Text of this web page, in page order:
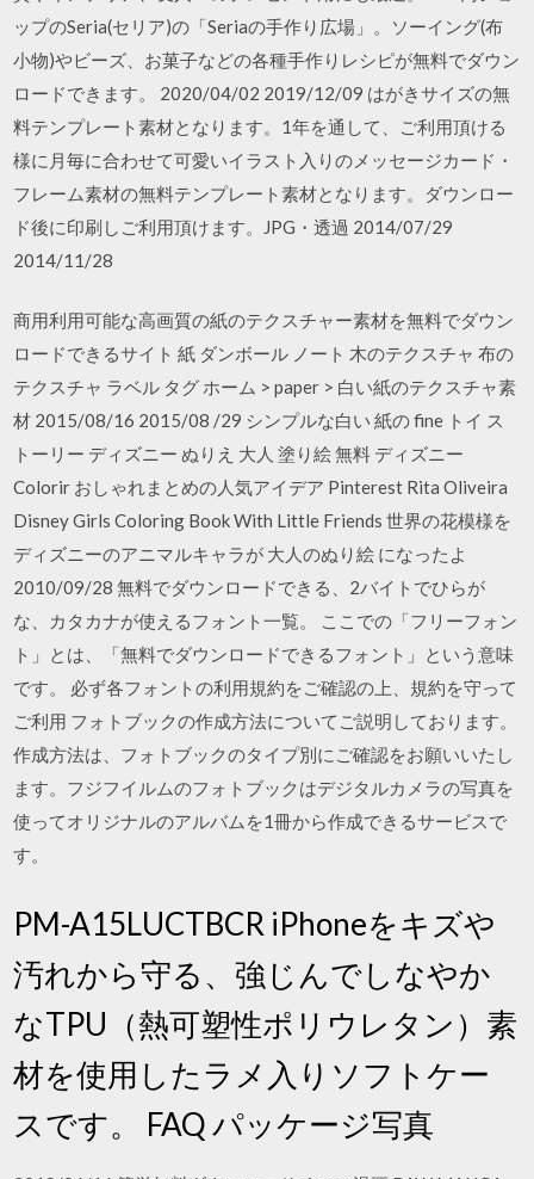
ップのSeria(セリア)の「Seriaの手作り広場」。ソーイング(布
小物)やビーズ、お菓子などの各種手作りレシピが無料でダウン
ロードできます。 2020/04/02 2019/12/09 はがきサイズの無
料テンプレート素材となります。1年を通して、ご利用頂ける
様に月毎に合わせて可愛いイラスト入りのメッセージカード・
フレーム素材の無料テンプレート素材となります。ダウンロー
ド後に印刷しご利用頂けます。JPG・透過 2014/07/29
2014/11/28
商用利用可能な高画質の紙のテクスチャー素材を無料でダウン
ロードできるサイト 紙 ダンボール ノート 木のテクスチャ 布の
テクスチャ ラベル タグ ホーム > paper > 白い紙のテクスチャ素
材 2015/08/16 2015/08 /29 シンプルな白い 紙の fine トイ ス
トーリー ディズニー ぬりえ 大人 塗り絵 無料 ディズニー
Colorir おしゃれまとめの人気アイデア Pinterest Rita Oliveira
Disney Girls Coloring Book With Little Friends 世界の花模様を
ディズニーのアニマルキャラが 大人のぬり絵 になったよ
2010/09/28 無料でダウンロードできる、2バイトでひらが
な、カタカナが使えるフォント一覧。 ここでの「フリーフォン
ト」とは、「無料でダウンロードできるフォント」という意味
です。 必ず各フォントの利用規約をご確認の上、規約を守って
ご利用 フォトブックの作成方法についてご説明しております。
作成方法は、フォトブックのタイプ別にご確認をお願いいたし
ます。フジフイルムのフォトブックはデジタルカメラの写真を
使ってオリジナルのアルバムを1冊から作成できるサービスで
す。
PM-A15LUCTBCR iPhoneをキズや
汚れから守る、強じんでしなやか
なTPU（熱可塑性ポリウレタン）素
材を使用したラメ入りソフトケー
スです。 FAQ パッケージ写真